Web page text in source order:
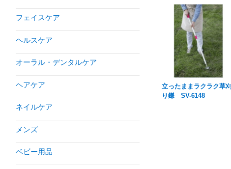
立ったままラクラク草刈
り鎌 SV-6148
フェイスケア
ヘルスケア
オーラル・デンタルケア
ヘアケア
ネイルケア
メンズ
ベビー用品